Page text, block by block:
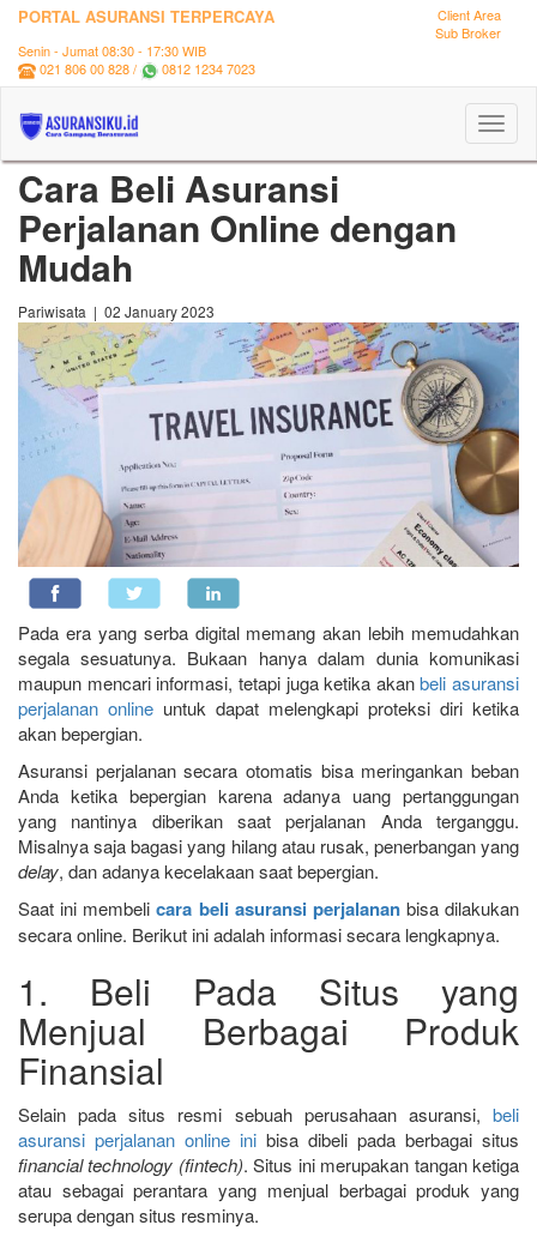
PORTAL ASURANSI TERPERCAYA
Client Area
Sub Broker
Senin - Jumat 08:30 - 17:30 WIB
021 806 00 828 /
0812 1234 7023
Cara Beli Asuransi
Perjalanan Online dengan
Mudah
Pariwisata | 02 January 2023
Pada era yang serba digital memang akan lebih memudahkan
segala sesuatunya. Bukaan hanya dalam dunia komunikasi
maupun mencari informasi, tetapi juga ketika akanbeli asuransi
perjalanan online untuk dapat melengkapi proteksi diri ketika
akan bepergian.
Asuransi perjalanan secara otomatis bisa meringankan beban
Anda ketika bepergian karena adanya uang pertanggungan
yang nantinya diberikan saat perjalanan Anda terganggu.
Misalnya saja bagasi yang hilang atau rusak, penerbangan yang
delay, dan adanya kecelakaan saat bepergian.
Saat ini membelicara beli asuransi perjalananbisa dilakukan
secara online. Berikut ini adalah informasi secara lengkapnya.
1. Beli Pada Situs yang
Menjual Berbagai Produk
Finansial
Selain pada situs resmi sebuah perusahaan asuransi, beli
asuransi perjalanan online ini bisa dibeli pada berbagai situs
financial technology (fintech). Situs ini merupakan tangan ketiga
atau sebagai perantara yang menjual berbagai produk yang
serupa dengan situs resminya.